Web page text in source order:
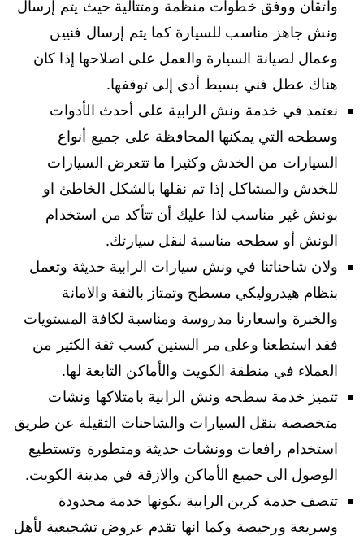
واتقان ووفق خطوات منظمة ومتتالية حيث يتم إرسال
ونش جاهز مناسب للسيارة كما يتم إرسال فنيين
وعمال لصيانة السيارة والعمل على اصلاحها إذا كان
هناك عطل فني بسيط أدى إلى توقفها.
نعتمد في خدمة ونش الرابية على أحدث الأدوات
وسطحه التي يمكنها المحافظة على جميع أنواع
السيارات من الخدش وكثيرا ما تتعرض السيارات
للخدش والمشاكل إذا تم نقلها بالشكل الخاطئ او
بونش غير مناسب لذا عليك أن تتأكد من استخدام
الونش أو سطحه مناسبة لنقل سيارتك.
ولان شاحناتنا في ونش سيارات الرابية حديثة وتعمل
بنظام هيدروليكي مسطح وتمتاز بالثقة والامانة
والخبرة واسعارنا مدروسة ومناسبة لكافة المستويات
فقد استطعنا وعلى مر السنين كسب ثقة الكثير من
العملاء في منطقة الكويت والأماكن التابعة لها.
تتميز خدمة سطحه ونش الرابية بامتلاكها ونشات
متخصصة بنقل السيارات والشاحنات الثقيلة عن طريق
استخدام رافعات وونشات حديثة ومتطورة وتستطيع
الوصول الى جميع الأماكن والازقة في مدينة الكويت.
تتصف خدمة كرين الرابية بكونها خدمة محدودة
وسريعة ورخيصة وكما انها تقدم عروض تشجيعية لأهل